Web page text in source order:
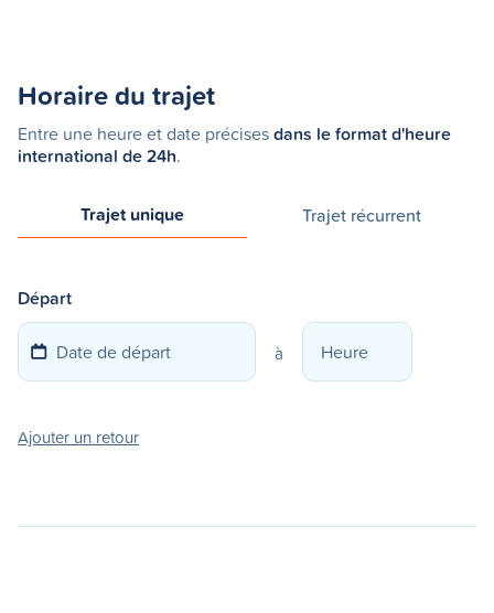
Horaire du trajet
Entre une heure et date précisesdans le format d'heure
international de 24h.
Trajet unique Trajet récurrent
Départ
à
Ajouter un retour